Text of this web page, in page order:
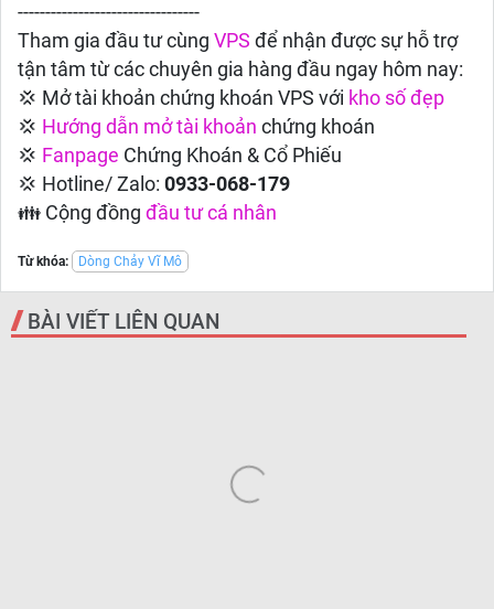
---------------------------------
Tham gia đầu tư cùng VPS để nhận được sự hỗ trợ
tận tâm từ các chuyên gia hàng đầu ngay hôm nay:
💢 Mở tài khoản chứng khoán VPS với kho số đẹp
💢 Hướng dẫn mở tài khoản chứng khoán
💢 Fanpage Chứng Khoán & Cổ Phiếu
💢 Hotline/ Zalo: 0933-068-179
👪 Cộng đồng đầu tư cá nhân
Từ khóa: Dòng Chảy Vĩ Mô
BÀI VIẾT LIÊN QUAN